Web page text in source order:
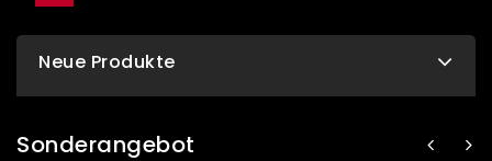
Neue Produkte
Sonderangebot